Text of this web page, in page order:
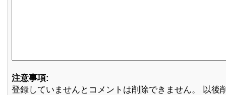
注意事項:
登録していませんとコメントは削除できません。 以後